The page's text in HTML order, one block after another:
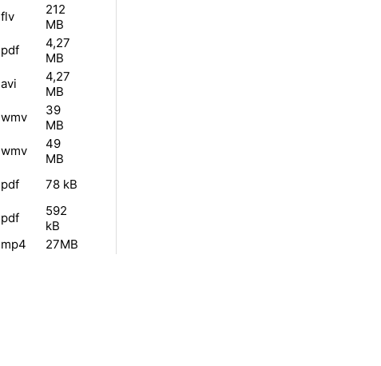
flv
212
MB
pdf
4,27
MB
avi
4,27
MB
wmv
39
MB
wmv
49
MB
pdf 78 kB
pdf
592
kB
mp4 27MB